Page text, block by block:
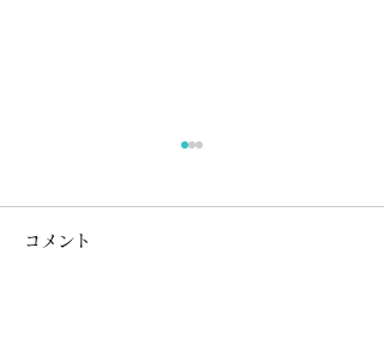
マス釣果報告集計結果です。
コメント